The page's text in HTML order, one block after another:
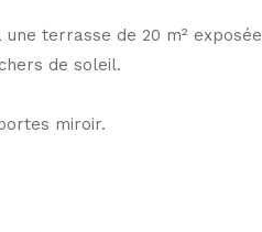
terrasse de 20 m² exposée
de soleil.
miroir.